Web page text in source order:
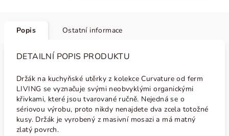
Popis Ostatní informace
DETAILNÍ POPIS PRODUKTU
Držák na kuchyňské utěrky z kolekce Curvature od ferm
LIVING se vyznačuje svými neobvyklými organickými
křivkami, které jsou tvarované ručně. Nejedná se o
sériovou výrobu, proto nikdy nenajdete dva zcela totožné
kusy. Držák je vyrobený z masivní mosazi a má matný
zlatý povrch.